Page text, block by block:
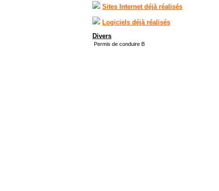
Sites Internet déjà réalisés
Logiciels déjà réalisés
Divers
Permis de conduire B